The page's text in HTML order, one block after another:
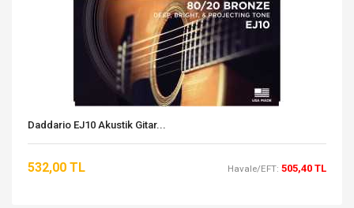
Daddario EJ10 Akustik Gitar...
532,00 TL Havale/EFT: 505,40 TL